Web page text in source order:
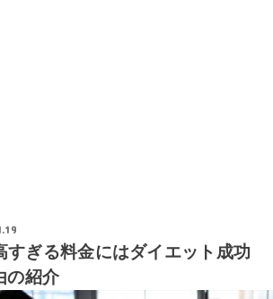
すぎる料金にはダイエット成功
の紹介